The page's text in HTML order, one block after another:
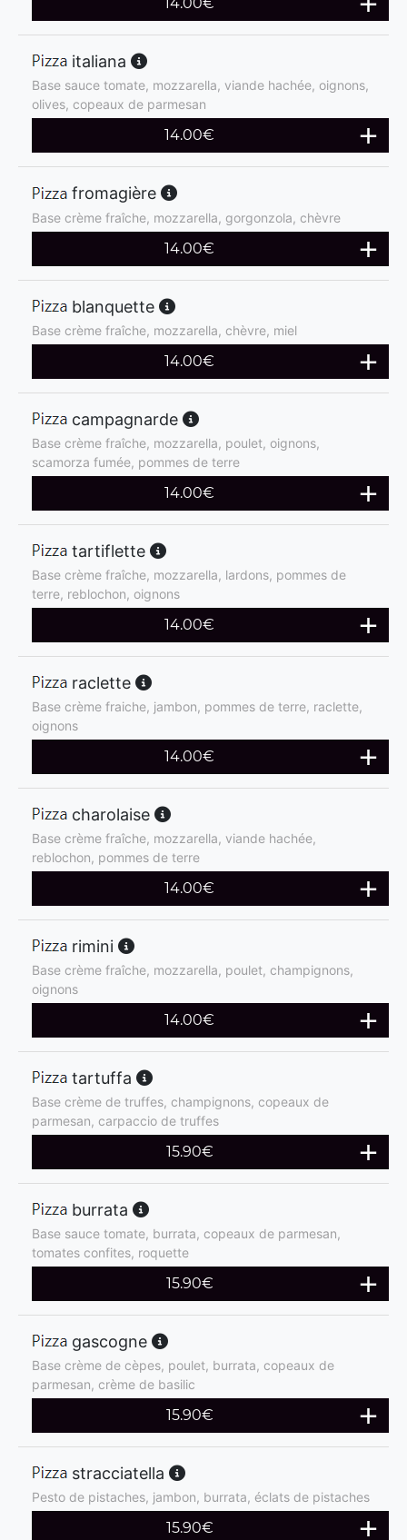
14.00€
italiana
Base sauce tomate, mozzarella, viande hachée, oignons,
olives, copeaux de parmesan
14.00€
fromagière
Base crème fraîche, mozzarella, gorgonzola, chèvre
14.00€
blanquette
Base crème fraîche, mozzarella, chèvre, miel
14.00€
campagnarde
Base crème fraîche, mozzarella, poulet, oignons,
scamorza fumée, pommes de terre
14.00€
tartiflette
Base crème fraîche, mozzarella, lardons, pommes de
terre, reblochon, oignons
14.00€
raclette
Base crème fraiche, jambon, pommes de terre, raclette,
oignons
14.00€
charolaise
Base crème fraîche, mozzarella, viande hachée,
reblochon, pommes de terre
14.00€
rimini
Base crème fraîche, mozzarella, poulet, champignons,
oignons
14.00€
tartuffa
Base crème de truffes, champignons, copeaux de
parmesan, carpaccio de truffes
15.90€
burrata
Base sauce tomate, burrata, copeaux de parmesan,
tomates confites, roquette
15.90€
gascogne
Base crème de cèpes, poulet, burrata, copeaux de
parmesan, crème de basilic
15.90€
stracciatella
Pesto de pistaches, jambon, burrata, éclats de pistaches
15.90€